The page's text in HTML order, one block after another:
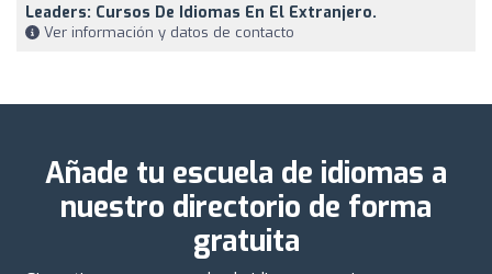
Leaders: Cursos De Idiomas En El Extranjero.
Ver información y datos de contacto
Añade tu escuela de idiomas a
nuestro directorio de forma
gratuita